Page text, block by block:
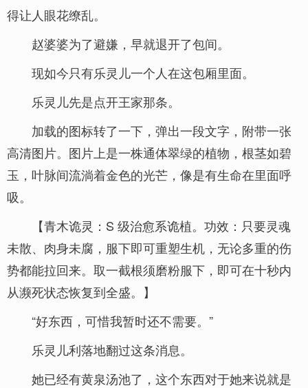
得让人眼花缭乱。
赵婆婆为了避嫌，早就退开了包间。
现如今只有乐灵儿一个人在这包厢里面。
乐灵儿先是点开王家那条。
加载的图标转了一下，弹出一段文字，附带一张
高清图片。图片上是一株通体翠绿的植物，根茎如碧
玉，叶脉间流淌着金色的光芒，像是有生命在里面呼
吸。
【青木诡灵：S 级治愈系诡植。功效：只要灵魂
未散、肉身未腐，服下即可重塑生机，无论多重的伤
势都能拉回来。取一截根须磨粉服下，即可在十秒内
从濒死状态恢复到全盛。】
“好东西，可惜我暂时还不需要。”
乐灵儿利落地翻过这条消息。
她已经有黄泉汤池了，这个东西对于她来说就是